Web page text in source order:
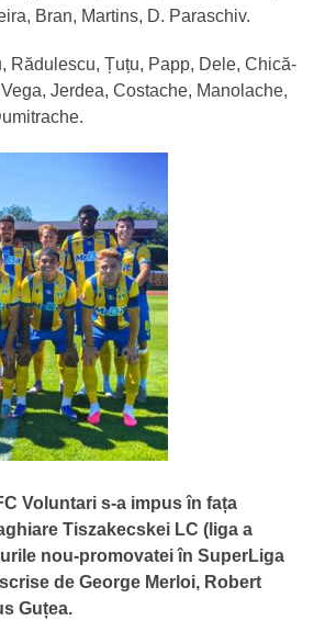
Bran, Martins, D. Paraschiv.
Rădulescu, Țuțu, Papp, Dele, Chică-
Jerdea, Costache, Manolache,
Voluntari s-a impus în fața
Tiszakecskei LC (liga a
nou-promovatei în SuperLiga
de George Merloi, Robert
Guțea.